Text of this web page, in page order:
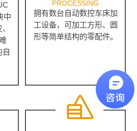
中
自
PROCESSING
拥有数台自动数控车床加
工设备，可加工方形、圆
形等简单结构的零配件。